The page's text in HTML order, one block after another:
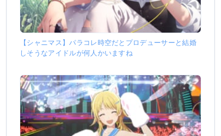
【シャニマス】パラコレ時空だとプロデューサーと結婚
しそうなアイドルが何人かいますね